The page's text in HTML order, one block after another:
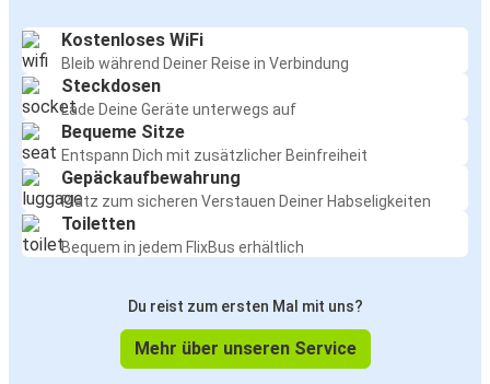
Kostenloses WiFi
Bleib während Deiner Reise in Verbindung
Steckdosen
Lade Deine Geräte unterwegs auf
Bequeme Sitze
Entspann Dich mit zusätzlicher Beinfreiheit
Gepäckaufbewahrung
Platz zum sicheren Verstauen Deiner Habseligkeiten
Toiletten
Bequem in jedem FlixBus erhältlich
Du reist zum ersten Mal mit uns?
Mehr über unseren Service